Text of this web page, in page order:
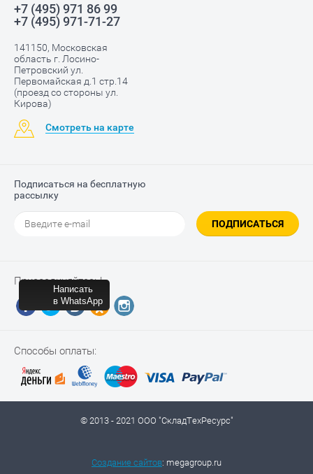
+7 (495) 971 86 99
+7 (495) 971-71-27
141150, Московская
область г. Лосино-
Петровский ул.
Первомайская д.1 стр.14
(проезд со стороны ул.
Кирова)
Смотреть на карте
Подписаться на бесплатную
рассылку
ПОДПИСАТЬСЯ
Присоединяйтесь!
Способы оплаты:
© 2013 - 2021 ООО "СкладТехРесурс"
Создание сайтов: megagroup.ru
Написать
в WhatsApp